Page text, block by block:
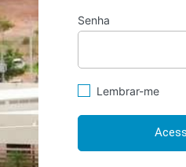
Senha
Lembrar-me